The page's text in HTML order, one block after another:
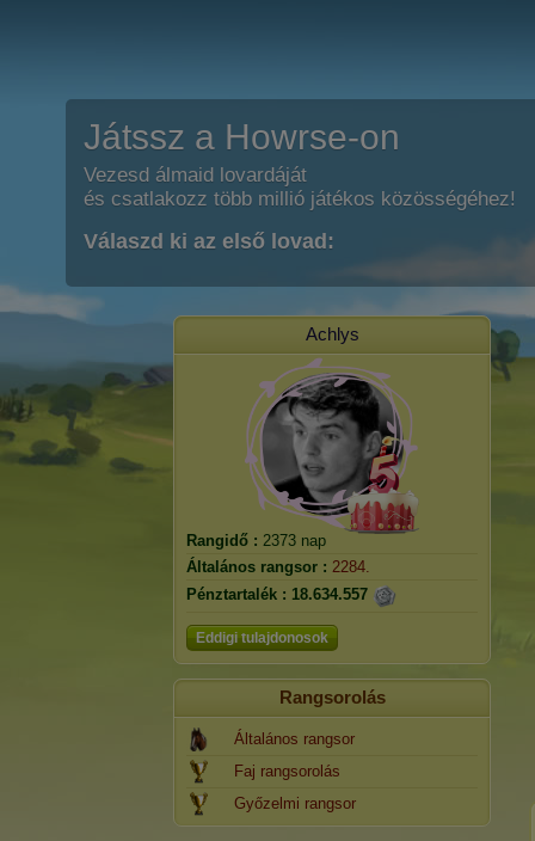
Játssz a Howrse-on
Vezesd álmaid lovardáját
és csatlakozz több millió játékos közösségéhez!
Válaszd ki az első lovad:
Achlys
Rangidő : 2373 nap
Általános rangsor : 2284.
Pénztartalék : 18.634.557
Eddigi tulajdonosok
Rangsorolás
Általános rangsor
Faj rangsorolás
Győzelmi rangsor